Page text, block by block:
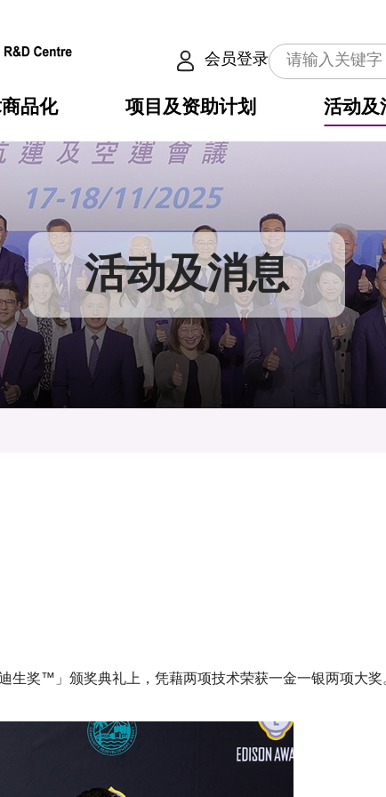
会员登录
品化
技术
服务之创新技术
项目及资助计划
目计划书
活动及
活动及消息
生奖™」颁奖典礼上，凭藉两项技术荣获一金一银两项大奖